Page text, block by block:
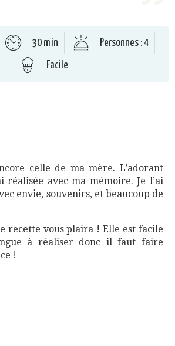
30 min
Personnes : 4
Facile
celle de ma mère. L’adorant
réalisée avec ma mémoire. Je l’ai
envie, souvenirs, et beaucoup de
recette vous plaira ! Elle est facile
à réaliser donc il faut faire
!